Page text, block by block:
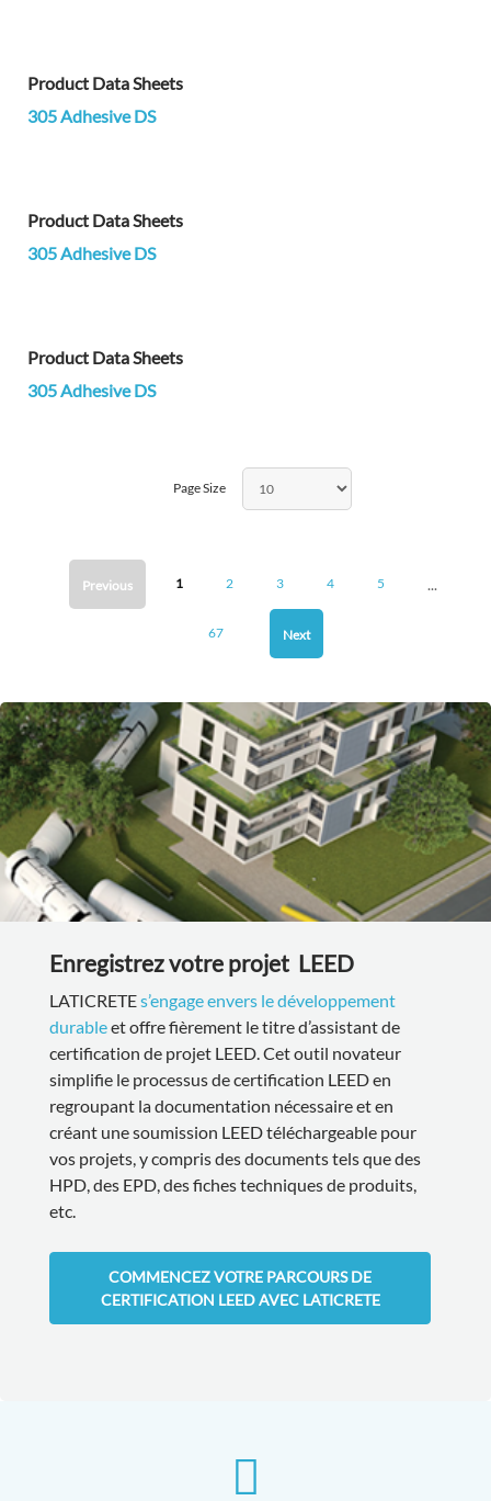
Product Data Sheets
305 Adhesive DS
Product Data Sheets
305 Adhesive DS
Product Data Sheets
305 Adhesive DS
Previous 1 2 3 4 5 ...
67 Next
Page Size
Enregistrez votre projet LEED
LATICRETEs’engage envers le développement
durableet offre fièrement le titre d’assistant de
certification de projet LEED. Cet outil novateur
simplifie le processus de certification LEED en
regroupant la documentation nécessaire et en
créant une soumission LEED téléchargeable pour
vos projets, y compris des documents tels que des
HPD, des EPD, des fiches techniques de produits,
etc.
COMMENCEZ VOTRE PARCOURS DE
CERTIFICATION LEED AVEC LATICRETE